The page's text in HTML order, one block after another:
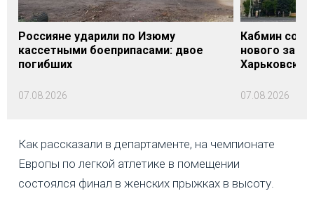
Россияне ударили по Изюму
кассетными боеприпасами: двое
погибших
07.08.2026
Кабмин
нового
07.08.2026
Как рассказали в департаменте, на чемпионате
Европы по легкой атлетике в помещении
состоялся финал в женских прыжках в высоту.